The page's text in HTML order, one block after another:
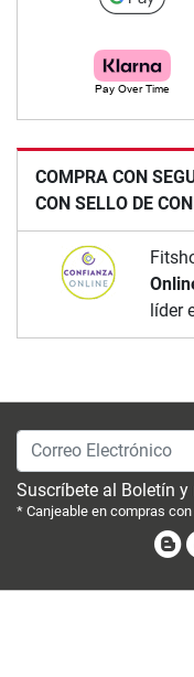
COMPRA CON
CON SELLO DE
líder
Correo Electrónico
Suscríbete al Boletín
* Canjeable en compras